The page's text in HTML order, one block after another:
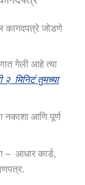
कागदपत्रे जोडणे
गेली आहे त्या
२ मिनिटं तुमच्या
नकाशा आणि पूर्ण
– आधार कार्ड,